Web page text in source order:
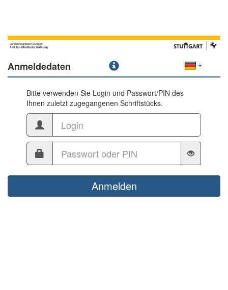
Anmeldedaten
Bitte verwenden Sie Login und Passwort/PIN des
Ihnen zuletzt zugegangenen Schriftstücks.
Anmelden